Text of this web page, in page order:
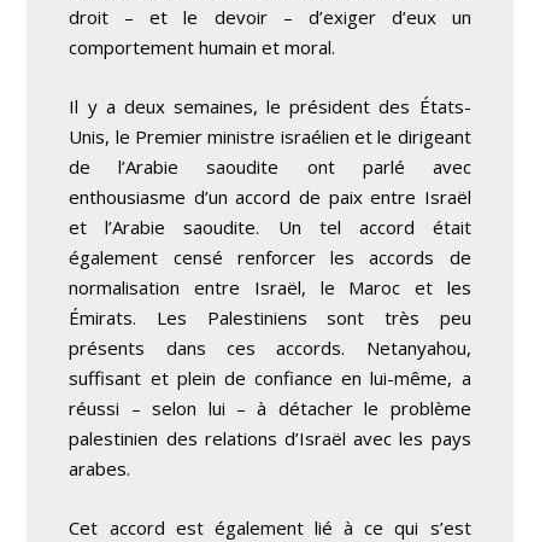
droit – et le devoir – d’exiger d’eux un
comportement humain et moral.
Il y a deux semaines, le président des États-
Unis, le Premier ministre israélien et le dirigeant
de l’Arabie saoudite ont parlé avec
enthousiasme d’un accord de paix entre Israël
et l’Arabie saoudite. Un tel accord était
également censé renforcer les accords de
normalisation entre Israël, le Maroc et les
Émirats. Les Palestiniens sont très peu
présents dans ces accords. Netanyahou,
suffisant et plein de confiance en lui-même, a
réussi – selon lui – à détacher le problème
palestinien des relations d’Israël avec les pays
arabes.
Cet accord est également lié à ce qui s’est